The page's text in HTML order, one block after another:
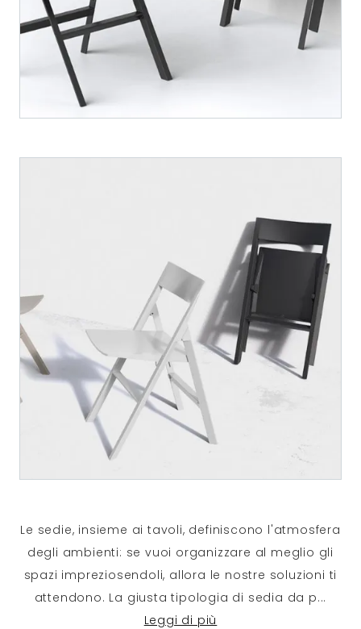
Le sedie, insieme ai tavoli, definiscono l'atmosfera
degli ambienti: se vuoi organizzare al meglio gli
spazi impreziosendoli, allora le nostre soluzioni ti
attendono. La giusta tipologia di sedia da p...
Leggi di più